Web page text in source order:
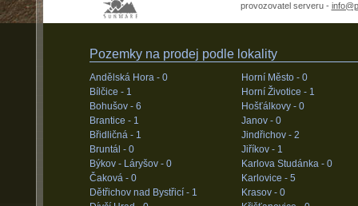
provozovatel serveru -
Pozemky na prodej podle lokality
Andělská Hora - 0
Bílčice - 1
Bohušov - 6
Brantice - 1
Břidličná - 1
Bruntál - 0
Býkov - Láryšov - 0
Čaková - 0
Dětřichov nad Bystřicí - 1
Horní Město - 0
Horní Životice - 1
Hošťálkovy - 0
Janov - 0
Jindřichov - 2
Jiříkov - 1
Karlova Studánka - 0
Karlovice - 5
Krasov - 0